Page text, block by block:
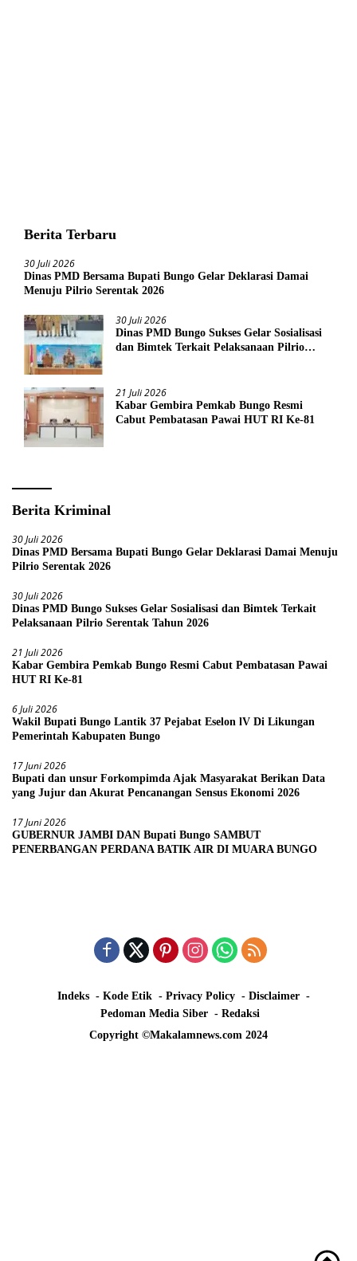
Berita Terbaru
30 Juli 2026
Dinas PMD Bersama Bupati Bungo Gelar Deklarasi Damai
Menuju Pilrio Serentak 2026
30 Juli 2026
Dinas PMD Bungo Sukses Gelar Sosialisasi
dan Bimtek Terkait Pelaksanaan Pilrio
21 Juli 2026
Kabar Gembira Pemkab Bungo Resmi
Cabut Pembatasan Pawai HUT RI Ke-81
Berita Kriminal
30 Juli 2026
Dinas PMD Bersama Bupati Bungo Gelar Deklarasi Damai Menuju
Pilrio Serentak 2026
30 Juli 2026
Dinas PMD Bungo Sukses Gelar Sosialisasi dan Bimtek Terkait
Pelaksanaan Pilrio Serentak Tahun 2026
21 Juli 2026
Kabar Gembira Pemkab Bungo Resmi Cabut Pembatasan Pawai
HUT RI Ke-81
6 Juli 2026
Wakil Bupati Bungo Lantik 37 Pejabat Eselon lV Di Likungan
Pemerintah Kabupaten Bungo
17 Juni 2026
Bupati dan unsur Forkompimda Ajak Masyarakat Berikan Data
yang Jujur dan Akurat Pencanangan Sensus Ekonomi 2026
17 Juni 2026
GUBERNUR JAMBI DAN Bupati Bungo SAMBUT
PENERBANGAN PERDANA BATIK AIR DI MUARA BUNGO
Indeks Kode Etik Privacy Policy
Disclaimer
Pedoman Media Siber
Redaksi
Copyright ©Makalamnews.com 2024